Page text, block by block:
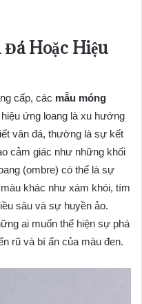
Hoặc Hiệu
cấp, các mẫu móng
ứng loang là xu hướng
vân đá, thường là sự kết
cảm giác như những khối
(ombre) có thể là sự
khác như xám khói, tím
sâu và sự huyền ảo.
ai muốn thể hiện sự phá
rũ và bí ẩn của màu đen.